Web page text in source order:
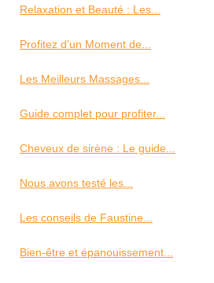
Relaxation et Beauté : Les...
Profitez d'un Moment de...
Les Meilleurs Massages...
Guide complet pour profiter...
Cheveux de sirène : Le guide...
Nous avons testé les...
Les conseils de Faustine...
Bien-être et épanouissement...